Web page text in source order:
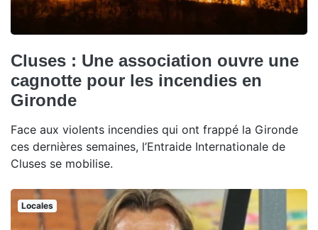
Cluses : Une association ouvre une
cagnotte pour les incendies en
Gironde
Face aux violents incendies qui ont frappé la Gironde
ces dernières semaines, l’Entraide Internationale de
Cluses se mobilise.
Locales